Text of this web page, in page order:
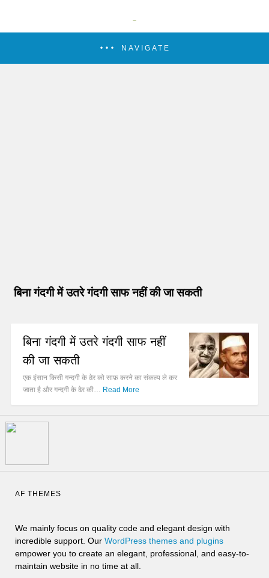
NAVIGATE
बिना गंदगी में उतरे गंदगी साफ नहीं की जा सकती
बिना गंदगी में उतरे गंदगी साफ नहीं
की जा सकती
एक इंसान किसी गन्दगी के ढेर को साफ़ करने का संकल्प ले कर
जाता है और गन्दगी के ढेर की… Read More
AF THEMES
We mainly focus on quality code and elegant design with
incredible support. Our WordPress themes and plugins
empower you to create an elegant, professional, and easy-to-
maintain website in no time at all.